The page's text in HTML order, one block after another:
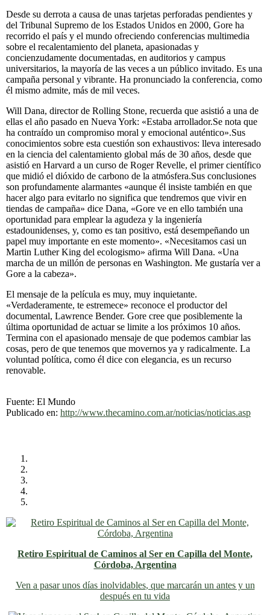
Desde su derrota a causa de unas tarjetas perforadas pendientes y
del Tribunal Supremo de los Estados Unidos en 2000, Gore ha
recorrido el país y el mundo ofreciendo conferencias multimedia
sobre el recalentamiento del planeta, apasionadas y
concienzudamente documentadas, en auditorios y campus
universitarios, la mayoría de las veces a un público invitado. Es una
campaña personal y vibrante. Ha pronunciado la conferencia, como
él mismo admite, más de mil veces.
Will Dana, director de Rolling Stone, recuerda que asistió a una de
ellas el año pasado en Nueva York: «Estaba arrollador.Se nota que
ha contraído un compromiso moral y emocional auténtico».Sus
conocimientos sobre esta cuestión son exhaustivos: lleva interesado
en la ciencia del calentamiento global más de 30 años, desde que
asistió en Harvard a un curso de Roger Revelle, el primer científico
que midió el dióxido de carbono de la atmósfera.Sus conclusiones
son profundamente alarmantes «aunque él insiste también en que
hacer algo para evitarlo no significa que tendremos que vivir en
tiendas de campaña» dice Dana, «Gore ve en ello también una
oportunidad para emplear la agudeza y la ingeniería
estadounidenses, y, como es tan positivo, está desempeñando un
papel muy importante en este momento». «Necesitamos casi un
Martin Luther King del ecologismo» afirma Will Dana. «Una
marcha de un millón de personas en Washington. Me gustaría ver a
Gore a la cabeza».
El mensaje de la película es muy, muy inquietante.
«Verdaderamente, te estremece» reconoce el productor del
documental, Lawrence Bender. Gore cree que posiblemente la
última oportunidad de actuar se limite a los próximos 10 años.
Termina con el apasionado mensaje de que podemos cambiar las
cosas, pero de que tenemos que movernos ya y radicalmente. La
voluntad política, como él dice con elegancia, es un recurso
renovable.
Fuente: El Mundo
Publicado en: http://www.thecamino.com.ar/noticias/noticias.asp
Retiro Espiritual de Caminos al Ser en Capilla del Monte,
Córdoba, Argentina
Ven a pasar unos días inolvidables, que marcarán un antes y un
después en tu vida